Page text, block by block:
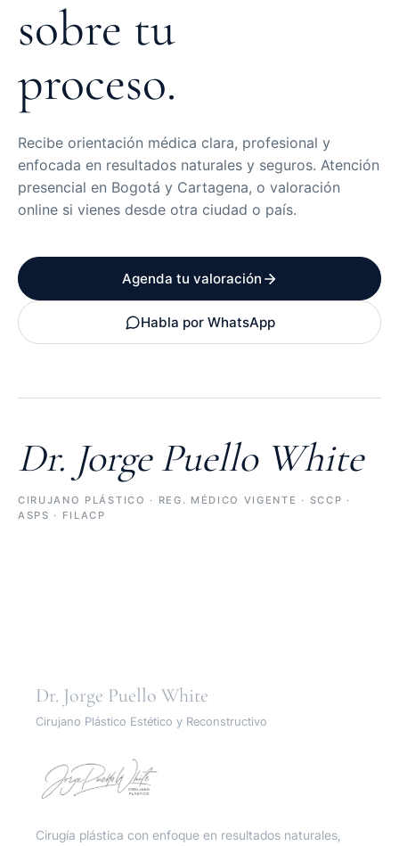
sobre tu
proceso.
Recibe orientación médica clara, profesional y
enfocada en resultados naturales y seguros. Atención
presencial en Bogotá y Cartagena, o valoración
online si vienes desde otra ciudad o país.
Agenda tu valoración
Habla por WhatsApp
Dr. Jorge Puello White
CIRUJANO PLÁSTICO · REG. MÉDICO VIGENTE · SCCP ·
ASPS · FILACP
Dr. Jorge Puello White
Cirujano Plástico Estético y Reconstructivo
Cirugía plástica con enfoque en resultados naturales,